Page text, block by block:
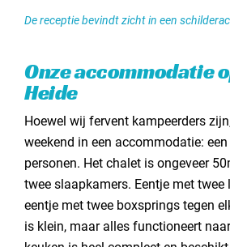
De receptie bevindt zicht in een
Onze accommodatie
Heide
Hoewel wij fervent kampeerders
weekend in een accommodatie:
personen. Het chalet is ongeveer
twee slaapkamers. Eentje met twee
eentje met twee boxsprings tegen
is klein, maar alles functioneert